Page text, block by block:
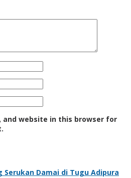
and website in this browser for
Serukan Damai di Tugu Adipura